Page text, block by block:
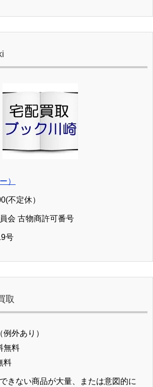
かけしますが、諸経費高騰のおり、
休止致します。５／７（木）より平
する場合がございます。予めご了承
②お見積り、お問合せの送信は可能
が、お荷物の受領が５／７（木）以
合がございます。 以上ご不便をお掛
が、よろしくお願い致します。 どう
をお過ごしください。
）
不定休）
会 古物商許可番号
号
取
外あり）
無料
料
きない商品が大量、または意図的に